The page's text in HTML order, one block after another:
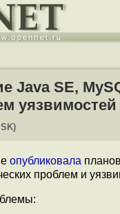
Java SE,
уязвимостей
опубликовала
проблем и